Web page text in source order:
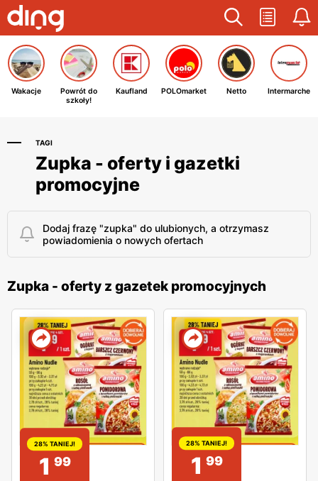
Wakacje
Powrót do
szkoły!
Kaufland POLOmarket Netto Intermarche
TAGI
Zupka - oferty i gazetki
promocyjne
Dodaj frazę "zupka" do ulubionych, a otrzymasz
powiadomienia o nowych ofertach
Zupka - oferty z gazetek promocyjnych
28% TANIEJ!
1 99
28% TANIEJ!
1 99